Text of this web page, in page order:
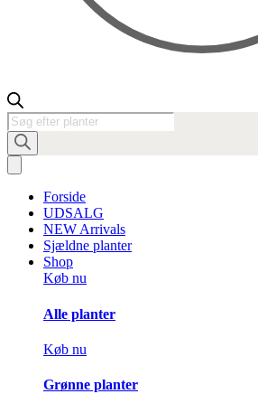
Products
search
Forside
UDSALG
NEW Arrivals
Sjældne planter
Shop
Køb nu
Alle planter
Køb nu
Grønne planter